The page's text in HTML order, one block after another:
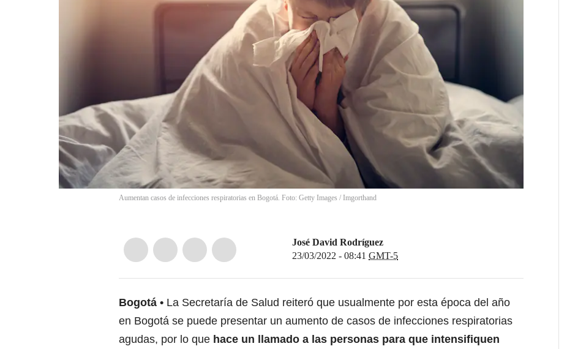
Aumentan casos de infecciones respiratorias en Bogotá. Foto: Getty Images / Imgorthand
José David Rodríguez
23/03/2022 - 08:41 GMT-5
Bogotá
La Secretaría de Salud reiteró que usualmente por esta época del año
en Bogotá se puede presentar un aumento de casos de infecciones respiratorias
agudas, por lo que hace un llamado a las personas para que intensifiquen